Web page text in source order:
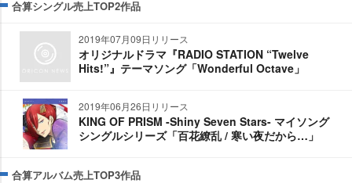
合算シングル売上TOP2作品
2019年07月09日リリース
オリジナルドラマ『RADIO STATION “Twelve
Hits!”』テーマソング「Wonderful Octave」
2019年06月26日リリース
KING OF PRISM -Shiny Seven Stars- マイソング
シングルシリーズ「百花繚乱 / 寒い夜だから…」
合算アルバム売上TOP3作品